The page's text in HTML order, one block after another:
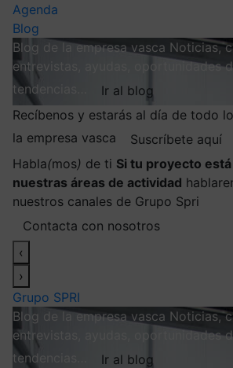
Agenda
Blog
Blog de la empresa vasca Noticias,
entrevistas, ayudas, oportunidades
tendencias…
Ir al blog
Recíbenos y estarás al día de todo
la empresa vasca
Suscríbete aquí
Habla(mos) de ti Si tu proyecto
nuestras áreas de actividad
nuestros canales de Grupo Spri
Contacta con nosotros
‹
›
Grupo SPRI
Blog de la empresa vasca Noticias,
entrevistas, ayudas, oportunidades
tendencias…
Ir al blog